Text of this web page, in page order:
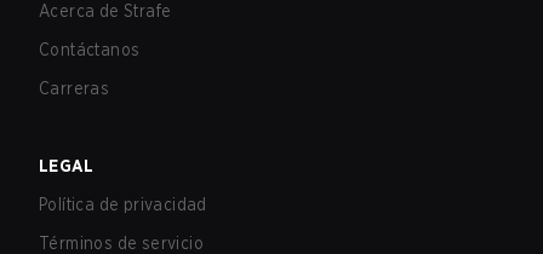
Acerca de Strafe
Contáctanos
Carreras
LEGAL
Política de privacidad
Términos de servicio